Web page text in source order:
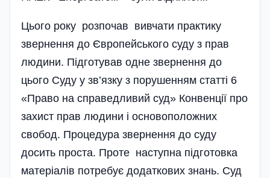
Цього року розпочав вивчати практику
звернення до Європейського суду з прав
людини. Підготував одне звернення до
цього Суду у зв’язку з порушенням статті 6
«Право на справедливий суд» Конвенції про
захист прав людини і основоположних
свобод. Процедура звернення до суду
досить проста. Проте наступна підготовка
матеріалів потребує додаткових знань. Суд